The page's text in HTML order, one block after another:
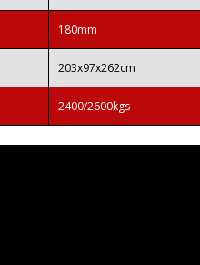
180mm
203x97x262cm
2400/2600kgs